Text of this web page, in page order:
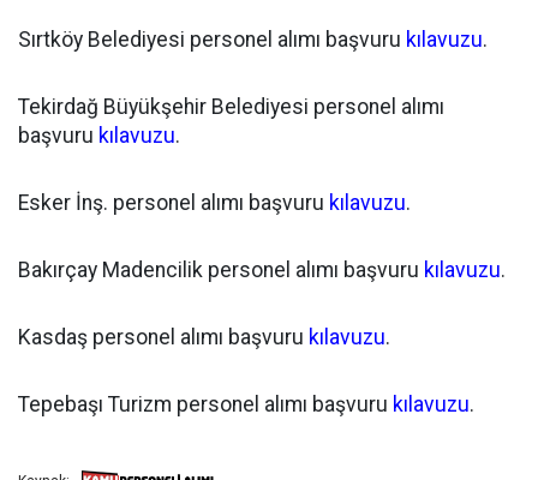
Sırtköy Belediyesi personel alımı başvuru kılavuzu.
Tekirdağ Büyükşehir Belediyesi personel alımı
başvuru kılavuzu.
Esker İnş. personel alımı başvuru kılavuzu.
Bakırçay Madencilik personel alımı başvuru kılavuzu.
Kasdaş personel alımı başvuru kılavuzu.
Tepebaşı Turizm personel alımı başvuru kılavuzu.